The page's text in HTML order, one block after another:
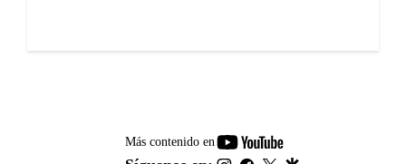
Más contenido en
youtube-
footer